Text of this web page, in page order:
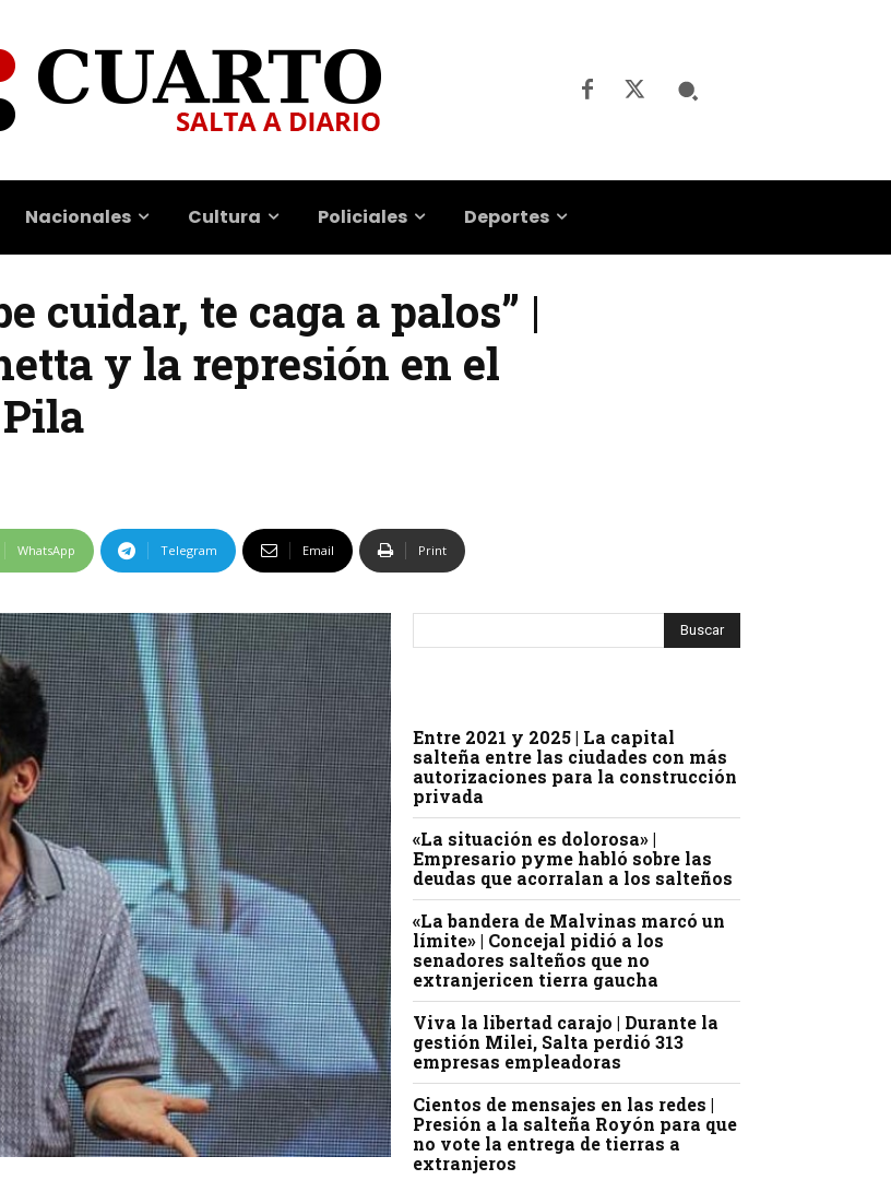
Nacionales Cultura Policiales Deportes
cuidar, te caga a palos” |
y la represión en el
WhatsApp Telegram Email Print
Entre 2021 y 2025 | La capital
salteña entre las ciudades con más
autorizaciones para la construcción
privada
«La situación es dolorosa» |
Empresario pyme habló sobre las
deudas que acorralan a los salteños
«La bandera de Malvinas marcó un
límite» | Concejal pidió a los
senadores salteños que no
extranjericen tierra gaucha
Viva la libertad carajo | Durante la
gestión Milei, Salta perdió 313
empresas empleadoras
Cientos de mensajes en las redes |
Presión a la salteña Royón para que
no vote la entrega de tierras a
extranjeros